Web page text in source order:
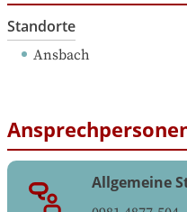
Standorte
Ansbach
Allgemeine